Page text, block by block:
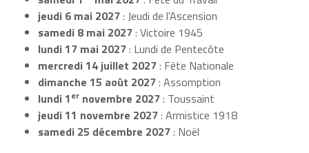
jeudi 6 mai 2027: Jeudi de l'Ascension
samedi 8 mai 2027: Victoire 1945
lundi 17 mai 2027: Lundi de Pentecôte
mercredi 14 juillet 2027: Fête Nationale
dimanche 15 août 2027: Assomption
lundi 1er novembre 2027: Toussaint
jeudi 11 novembre 2027: Armistice 1918
samedi 25 décembre 2027: Noël